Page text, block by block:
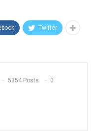
Twitter
5354 Posts 0